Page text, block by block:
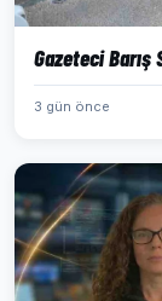
Gazeteci Barış
3 gün önce